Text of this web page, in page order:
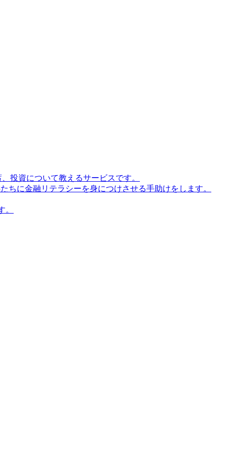
投資について教えるサービスです。
ちに金融リテラシーを身につけさせる手助けをします。